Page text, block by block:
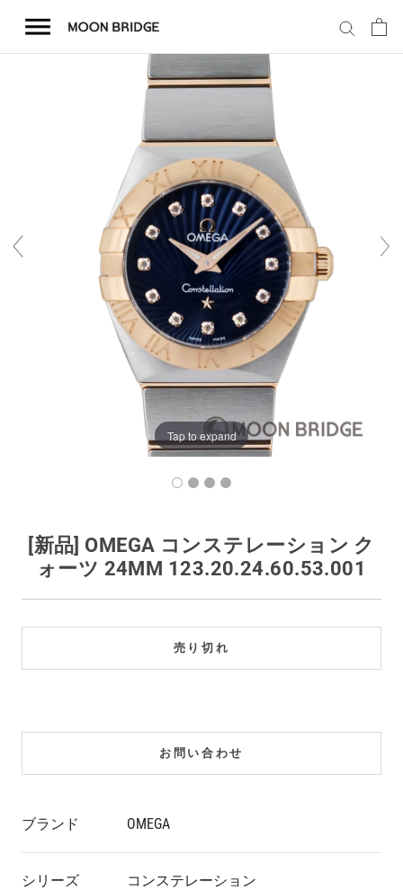
テ
会社概要
Tap to expand
[新品] OMEGA コンステレーション ク
ォーツ 24MM 123.20.24.60.53.001
売り切れ
お問い合わせ
ブランド OMEGA
シリーズ コンステレーション